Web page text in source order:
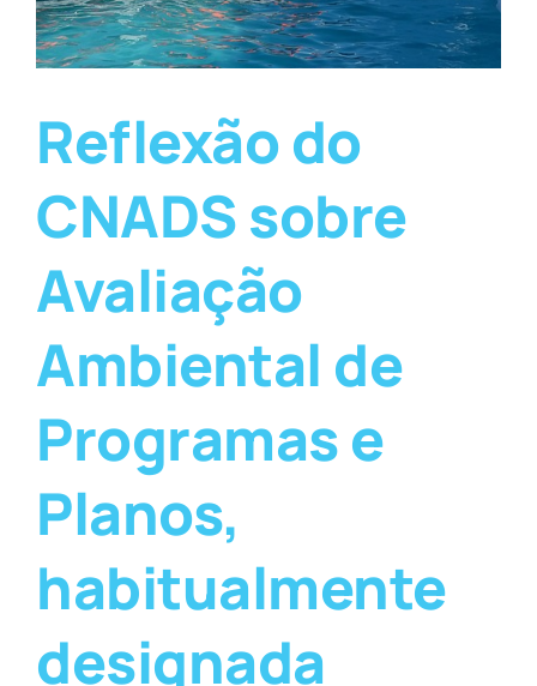
Reflexão do
CNADS sobre
Avaliação
Ambiental de
Programas e
Planos,
habitualmente
designada